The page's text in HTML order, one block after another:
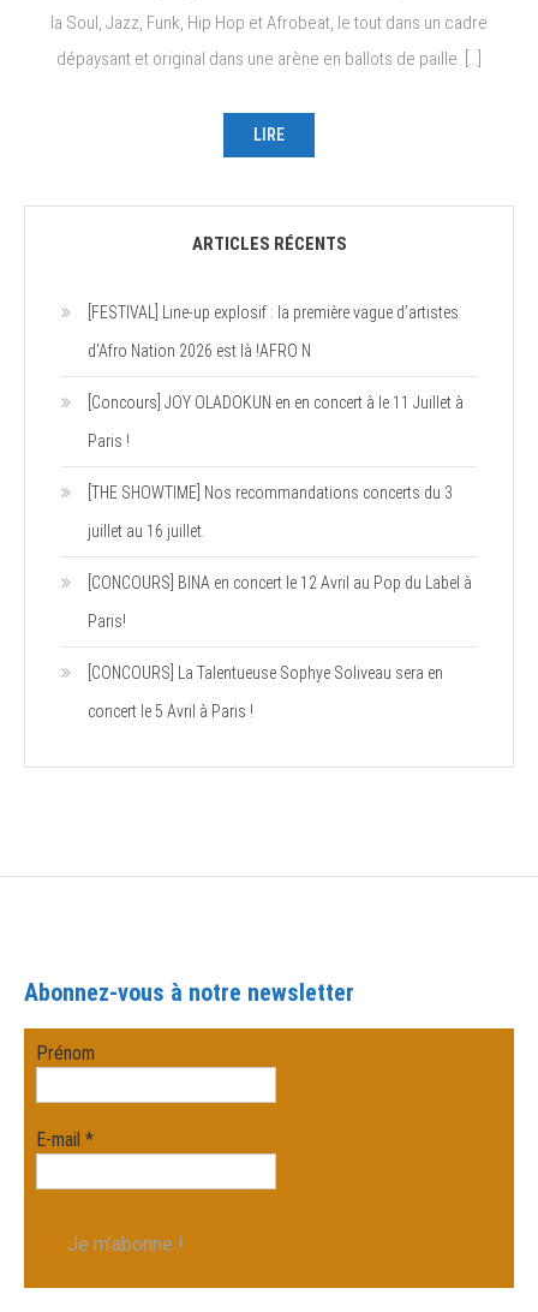
la Soul, Jazz, Funk, Hip Hop et Afrobeat, le tout dans un cadre
dépaysant et original dans une arène en ballots de paille. […]
LIRE
ARTICLES RÉCENTS
[FESTIVAL] Line-up explosif : la première vague d’artistes
d’Afro Nation 2026 est là !AFRO N
[Concours] JOY OLADOKUN en en concert à le 11 Juillet à
Paris !
[THE SHOWTIME] Nos recommandations concerts du 3
juillet au 16 juillet.
[CONCOURS] BINA en concert le 12 Avril au Pop du Label à
Paris!
[CONCOURS] La Talentueuse Sophye Soliveau sera en
concert le 5 Avril à Paris !
Abonnez-vous à notre newsletter
Prénom
E-mail*